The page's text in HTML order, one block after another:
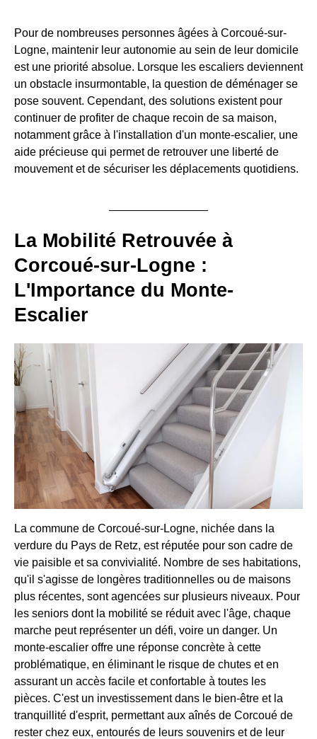
Pour de nombreuses personnes âgées à Corcoué-sur-
Logne, maintenir leur autonomie au sein de leur domicile
est une priorité absolue. Lorsque les escaliers deviennent
un obstacle insurmontable, la question de déménager se
pose souvent. Cependant, des solutions existent pour
continuer de profiter de chaque recoin de sa maison,
notamment grâce à l'installation d'un monte-escalier, une
aide précieuse qui permet de retrouver une liberté de
mouvement et de sécuriser les déplacements quotidiens.
La Mobilité Retrouvée à
Corcoué-sur-Logne :
L'Importance du Monte-
Escalier
La commune de Corcoué-sur-Logne, nichée dans la
verdure du Pays de Retz, est réputée pour son cadre de
vie paisible et sa convivialité. Nombre de ses habitations,
qu'il s'agisse de longères traditionnelles ou de maisons
plus récentes, sont agencées sur plusieurs niveaux. Pour
les seniors dont la mobilité se réduit avec l'âge, chaque
marche peut représenter un défi, voire un danger. Un
monte-escalier offre une réponse concrète à cette
problématique, en éliminant le risque de chutes et en
assurant un accès facile et confortable à toutes les
pièces. C'est un investissement dans le bien-être et la
tranquillité d'esprit, permettant aux aînés de Corcoué de
rester chez eux, entourés de leurs souvenirs et de leur